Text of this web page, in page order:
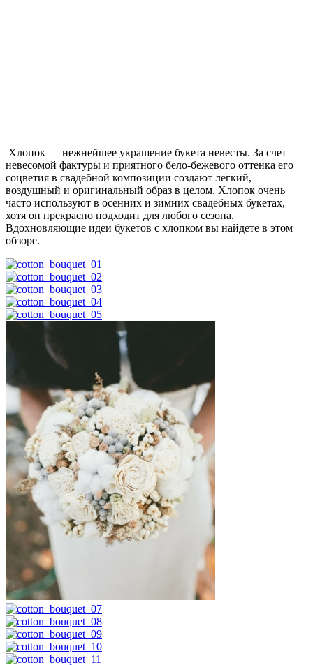
Хлопок — нежнейшее украшение букета невесты. За счет
невесомой фактуры и приятного бело-бежевого оттенка его
соцветия в свадебной композиции создают легкий,
воздушный и оригинальный образ в целом. Хлопок очень
часто используют в осенних и зимних свадебных букетах,
хотя он прекрасно подходит для любого сезона.
Вдохновляющие идеи букетов с хлопком вы найдете в этом
обзоре.